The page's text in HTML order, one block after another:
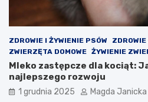
ZDROWIE I ŻYWIENIE PSÓW
ZWIERZĘTA DOMOWE ŻYWIENIE
Mleko zastępcze dla kociąt:
najlepszego rozwoju
1 grudnia 2025 Magda Janicka